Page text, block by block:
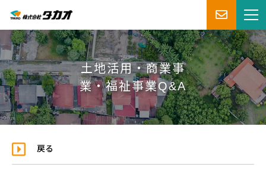
土地活用・商業事
業・福祉事業Q&A
戻る